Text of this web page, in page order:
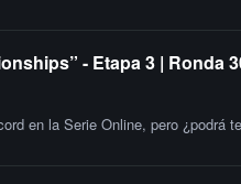
- Etapa 3 |
en la Serie Online, pero ¿podrá